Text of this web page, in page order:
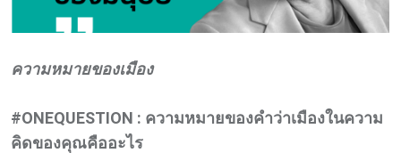
ความหมายของเมือง
#ONEQUESTION : ความหมายของคำว่าเมืองในความ
คิดของคุณคืออะไร